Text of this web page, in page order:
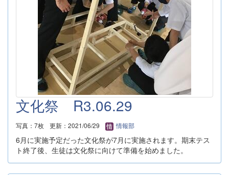
文化祭 R3.06.29
写真：7枚 更新：2021/06/29 情報部
6月に実施予定だった文化祭が7月に実施されます。期末テス
ト終了後、生徒は文化祭に向けて準備を始めました。